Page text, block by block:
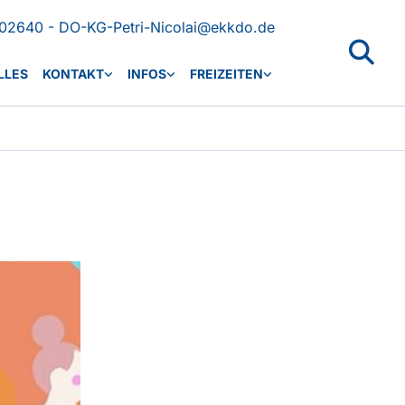
- DO-KG-Petri-Nicolai@ekkdo.de
KONTAKT INFOS FREIZEITEN